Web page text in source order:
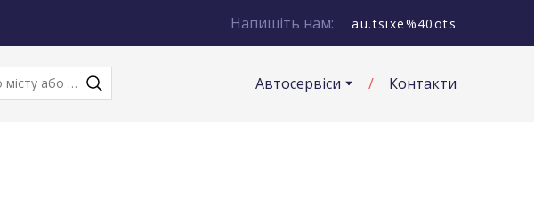
Напишіть нам: au.tsixe%40ots
Автосервіси Контакти